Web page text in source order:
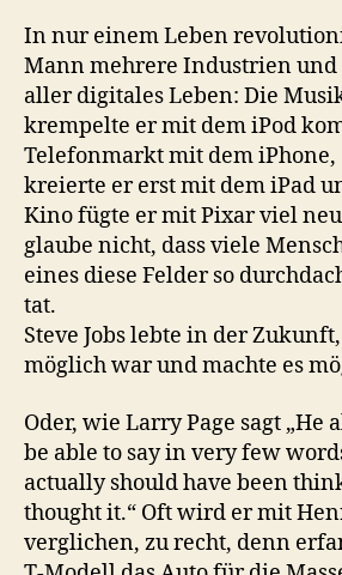
In nur einem Leben
Mann mehrere Industrien und
aller digitales Leben: Die
krempelte er mit dem iPod
Telefonmarkt mit dem
kreierte er erst mit dem iPad
Kino fügte er mit Pixar viel
glaube nicht, dass viele
eines diese Felder so
tat.
Steve Jobs lebte in der
möglich war und machte es
Oder, wie Larry Page sagt „He
be able to say in very few
actually should have been
thought it.“ Oft wird er mit
verglichen, zu recht, denn